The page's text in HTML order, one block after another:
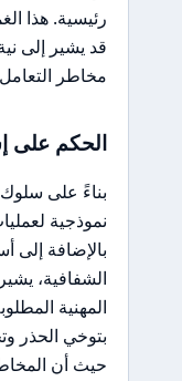
رئيسية. هذا
قد يشير إلى
مخاطر
الحكم على
نموذجية
بالإضافة إلى
الشفافية،
المهنية
بتوخي الحذر
حيث أن